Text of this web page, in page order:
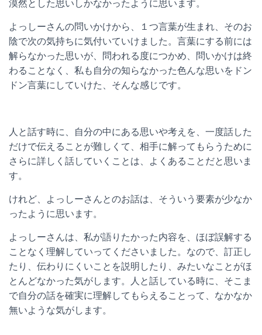
漠然とした思いしかなかったように思います。
よっしーさんの問いかけから、１つ言葉が生まれ、そのお
陰で次の気持ちに気付いていけました。言葉にする前には
解らなかった思いが、問われる度につかめ、問いかけは終
わることなく、私も自分の知らなかった色んな思いをドン
ドン言葉にしていけた、そんな感じです。
人と話す時に、自分の中にある思いや考えを、一度話した
だけで伝えることが難しくて、相手に解ってもらうために
さらに詳しく話していくことは、よくあることだと思いま
す。
けれど、よっしーさんとのお話は、そういう要素が少なか
ったように思います。
よっしーさんは、私が語りたかった内容を、ほぼ誤解する
ことなく理解していってくださいました。なので、訂正し
たり、伝わりにくいことを説明したり、みたいなことがほ
とんどなかった気がします。人と話している時に、そこま
で自分の話を確実に理解してもらえることって、なかなか
無いような気がします。